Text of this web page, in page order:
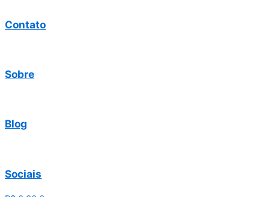
Contato
Sobre
Blog
Sociais